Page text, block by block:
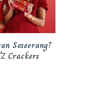
Seseorang?
Crackers